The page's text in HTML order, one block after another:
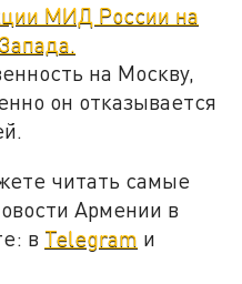
МИД России на
на Москву,
он отказывается
читать самые
Армении в
в Telegram и